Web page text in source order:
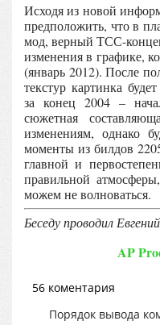
Исходя из новой
предположить, что в
мод, верный ТСС-
изменения в графике,
(январь 2012). После
текстур картинка
за конец 2004 –
сюжетная
изменениям, однако
моменты из билдов
главной и
правильной
можем не волноваться.
Беседу проводил
AP
56 коментария
Порядок вывода